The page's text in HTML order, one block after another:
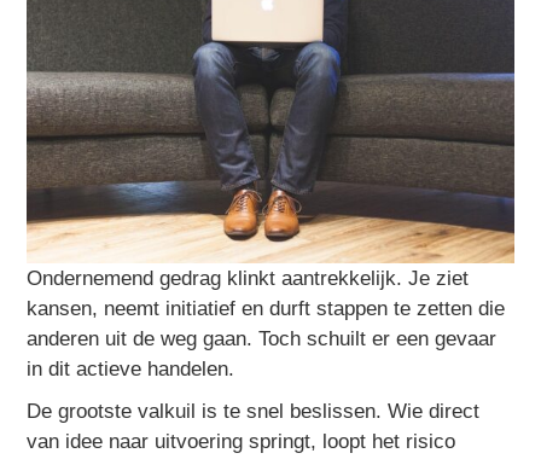
Ondernemend gedrag klinkt aantrekkelijk. Je ziet
kansen, neemt initiatief en durft stappen te zetten die
anderen uit de weg gaan. Toch schuilt er een gevaar
in dit actieve handelen.
De grootste valkuil is te snel beslissen. Wie direct
van idee naar uitvoering springt, loopt het risico